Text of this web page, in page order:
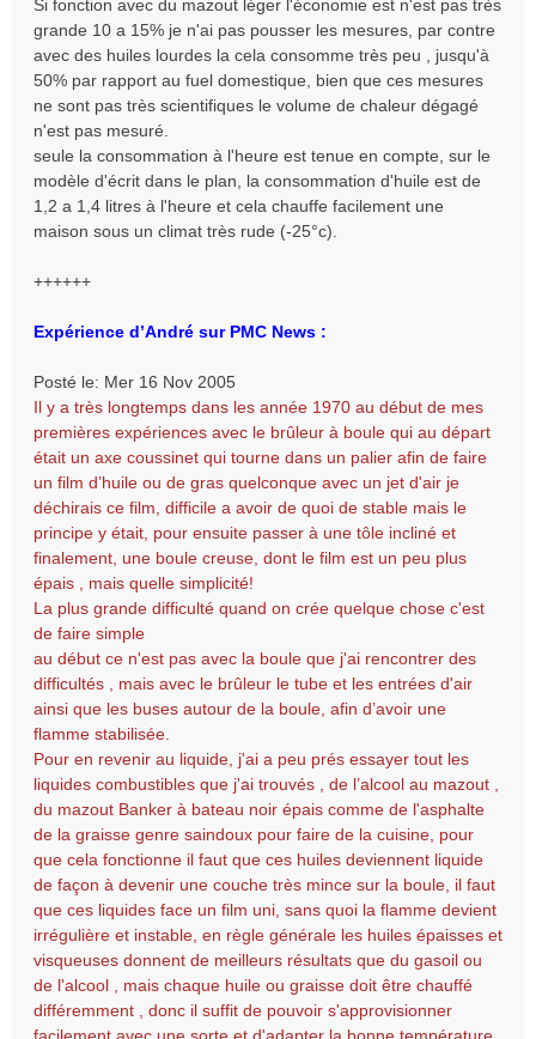
Si fonction avec du mazout léger l'économie est n'est pas très
grande 10 a 15% je n'ai pas pousser les mesures, par contre
avec des huiles lourdes la cela consomme très peu , jusqu'à
50% par rapport au fuel domestique, bien que ces mesures
ne sont pas très scientifiques le volume de chaleur dégagé
n'est pas mesuré.
seule la consommation à l'heure est tenue en compte, sur le
modèle d'écrit dans le plan, la consommation d'huile est de
1,2 a 1,4 litres à l'heure et cela chauffe facilement une
maison sous un climat très rude (-25°c).
++++++
Expérience d’André sur PMC News :
Posté le: Mer 16 Nov 2005
Il y a très longtemps dans les année 1970 au début de mes
premières expériences avec le brûleur à boule qui au départ
était un axe coussinet qui tourne dans un palier afin de faire
un film d’huile ou de gras quelconque avec un jet d'air je
déchirais ce film, difficile a avoir de quoi de stable mais le
principe y était, pour ensuite passer à une tôle incliné et
finalement, une boule creuse, dont le film est un peu plus
épais , mais quelle simplicité!
La plus grande difficulté quand on crée quelque chose c'est
de faire simple
au début ce n'est pas avec la boule que j'ai rencontrer des
difficultés , mais avec le brûleur le tube et les entrées d'air
ainsi que les buses autour de la boule, afin d’avoir une
flamme stabilisée.
Pour en revenir au liquide, j'ai a peu prés essayer tout les
liquides combustibles que j'ai trouvés , de l’alcool au mazout ,
du mazout Banker à bateau noir épais comme de l'asphalte
de la graisse genre saindoux pour faire de la cuisine, pour
que cela fonctionne il faut que ces huiles deviennent liquide
de façon à devenir une couche très mince sur la boule, il faut
que ces liquides face un film uni, sans quoi la flamme devient
irrégulière et instable, en règle générale les huiles épaisses et
visqueuses donnent de meilleurs résultats que du gasoil ou
de l'alcool , mais chaque huile ou graisse doit être chauffé
différemment , donc il suffit de pouvoir s'approvisionner